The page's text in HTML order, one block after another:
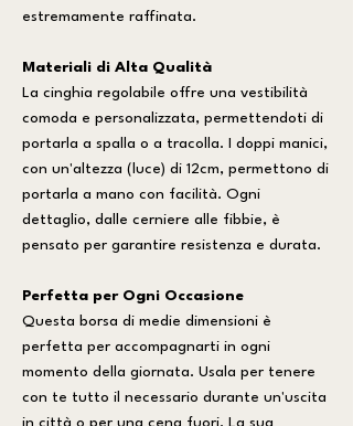
estremamente raffinata.
Materiali di Alta Qualità
La cinghia regolabile offre una vestibilità
comoda e personalizzata, permettendoti di
portarla a spalla o a tracolla. I doppi manici,
con un'altezza (luce) di 12cm, permettono di
portarla a mano con facilità. Ogni
dettaglio, dalle cerniere alle fibbie, è
pensato per garantire resistenza e durata.
Perfetta per Ogni Occasione
Questa borsa di medie dimensioni è
perfetta per accompagnarti in ogni
momento della giornata. Usala per tenere
con te tutto il necessario durante un'uscita
in città o per una cena fuori. La sua